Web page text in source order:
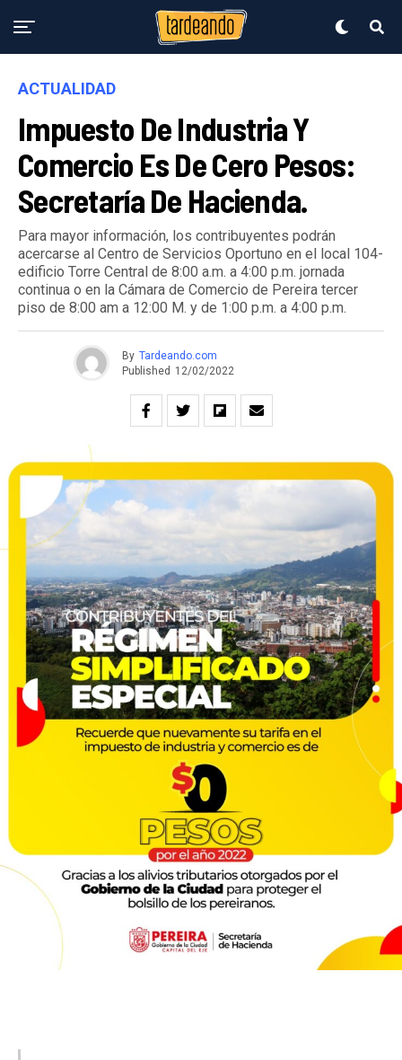
ACTUALIDAD
Impuesto De Industria Y
Comercio Es De Cero Pesos:
Secretaría De Hacienda.
Para mayor información, los contribuyentes podrán
acercarse al Centro de Servicios Oportuno en el local 104-
edificio Torre Central de 8:00 a.m. a 4:00 p.m. jornada
continua o en la Cámara de Comercio de Pereira tercer
piso de 8:00 am a 12:00 M. y de 1:00 p.m. a 4:00 p.m.
By Tardeando.com
Published 12/02/2022